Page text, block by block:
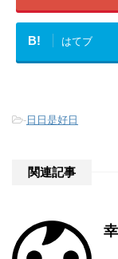
B! はてブ
-日日是好日
関連記事